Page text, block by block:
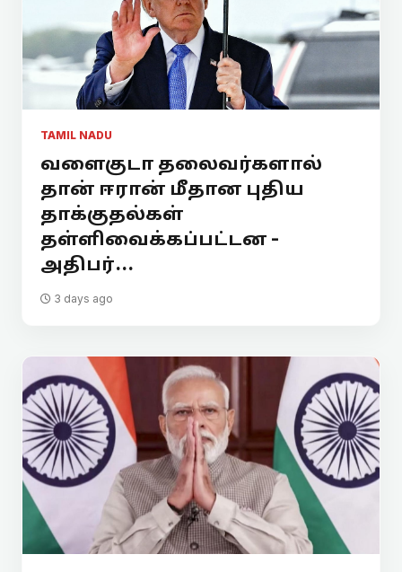
TAMIL NADU
வளைகுடா தலைவர்களால்
தான் ஈரான் மீதான புதிய
தாக்குதல்கள்
தள்ளிவைக்கப்பட்டன -
அதிபர்...
3 days ago